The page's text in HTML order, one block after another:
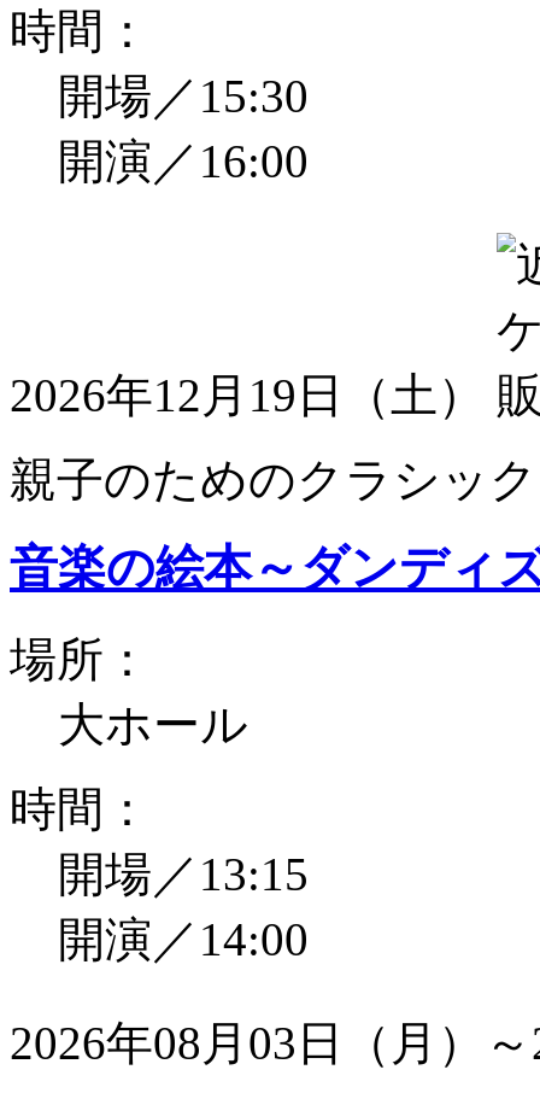
時間：
開場／15:30
開演／16:00
2026年12月19日（土）
親子のためのクラシッ
音楽の絵本～ダンディ
場所：
大ホール
時間：
開場／13:15
開演／14:00
2026年08月03日（月）